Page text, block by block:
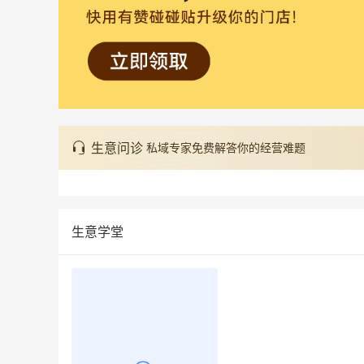
生意问诊 私域专家免费解答你的经营难题
生意学堂